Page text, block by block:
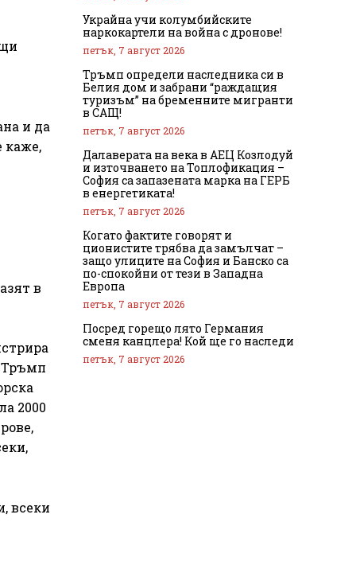
и да
каже,
в
Тръмп
2000
всеки
Украйна учи колумбийските
наркокартели на война с дронове!
петък, 7 август 2026
Тръмп определи наследника си в
Белия дом и забрани “раждащия
туризъм” на бременните мигранти
в САЩ!
петък, 7 август 2026
Далаверата на века в АЕЦ Козлодуй
и източването на Топлофикация –
София са запазената марка на ГЕРБ
в енергетиката!
петък, 7 август 2026
Когато фактите говорят и
ционистите трябва да замълчат –
защо улиците на София и Банско са
по-спокойни от тези в Западна
Европа
петък, 7 август 2026
Посред горещо лято Германия
сменя канцлера! Кой ще го наследи
петък, 7 август 2026